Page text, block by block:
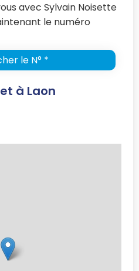
avec Sylvain Noisette
le numéro
le N° *
à Laon